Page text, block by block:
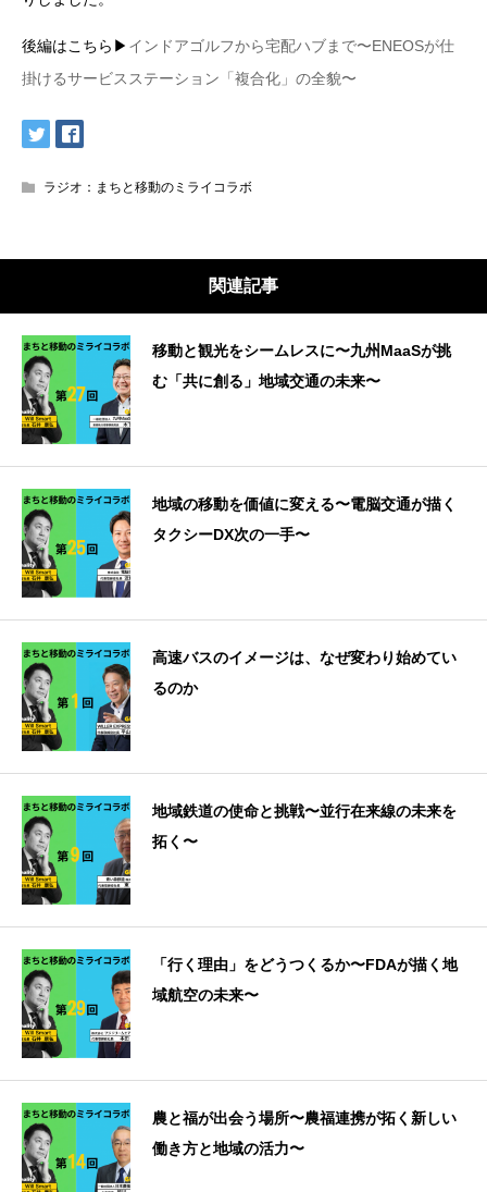
後編はこちら▶︎ インドアゴルフから宅配ハブまで〜ENEOSが仕
掛けるサービスステーション「複合化」の全貌〜
ラジオ：まちと移動のミライコラボ
関連記事
移動と観光をシームレスに〜九州MaaSが挑
む「共に創る」地域交通の未来〜
地域の移動を価値に変える〜電脳交通が描く
タクシーDX次の一手〜
高速バスのイメージは、なぜ変わり始めてい
るのか
地域鉄道の使命と挑戦〜並行在来線の未来を
拓く〜
「行く理由」をどうつくるか〜FDAが描く地
域航空の未来〜
農と福が出会う場所〜農福連携が拓く新しい
働き方と地域の活力〜